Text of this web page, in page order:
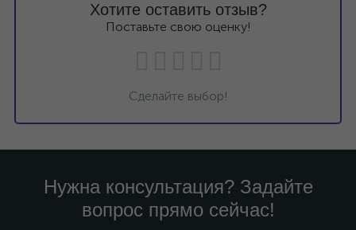
Хотите оставить отзыв?
Поставьте свою оценку!
Сделайте выбор!
Нужна консультация? Задайте
вопрос прямо сейчас!